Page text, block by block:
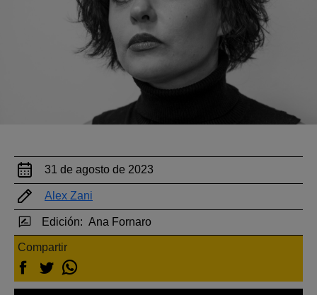
31 de agosto de 2023
Alex Zani
Edición: Ana Fornaro
Compartir